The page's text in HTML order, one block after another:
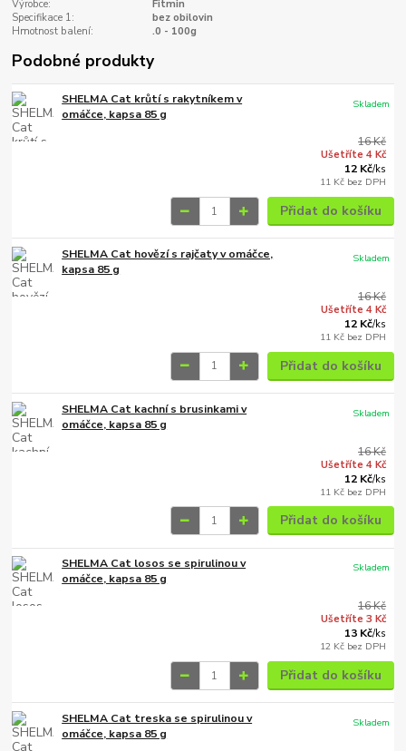
Výrobce:
Fitmin
Specifikace 1:
bez obilovin
Hmotnost balení:
.0 - 100g
Podobné produkty
SHELMA Cat krůtí s rakytníkem v
omáčce, kapsa 85 g
16 Kč
Ušetříte 4 Kč
12 Kč/ks
11 Kč bez DPH
Skladem
Přidat do košíku
SHELMA Cat hovězí s rajčaty v omáčce,
kapsa 85 g
16 Kč
Ušetříte 4 Kč
12 Kč/ks
11 Kč bez DPH
Skladem
Přidat do košíku
SHELMA Cat kachní s brusinkami v
omáčce, kapsa 85 g
16 Kč
Ušetříte 4 Kč
12 Kč/ks
11 Kč bez DPH
Skladem
Přidat do košíku
SHELMA Cat losos se spirulinou v
omáčce, kapsa 85 g
16 Kč
Ušetříte 3 Kč
13 Kč/ks
12 Kč bez DPH
Skladem
Přidat do košíku
SHELMA Cat treska se spirulinou v
omáčce, kapsa 85 g
Skladem